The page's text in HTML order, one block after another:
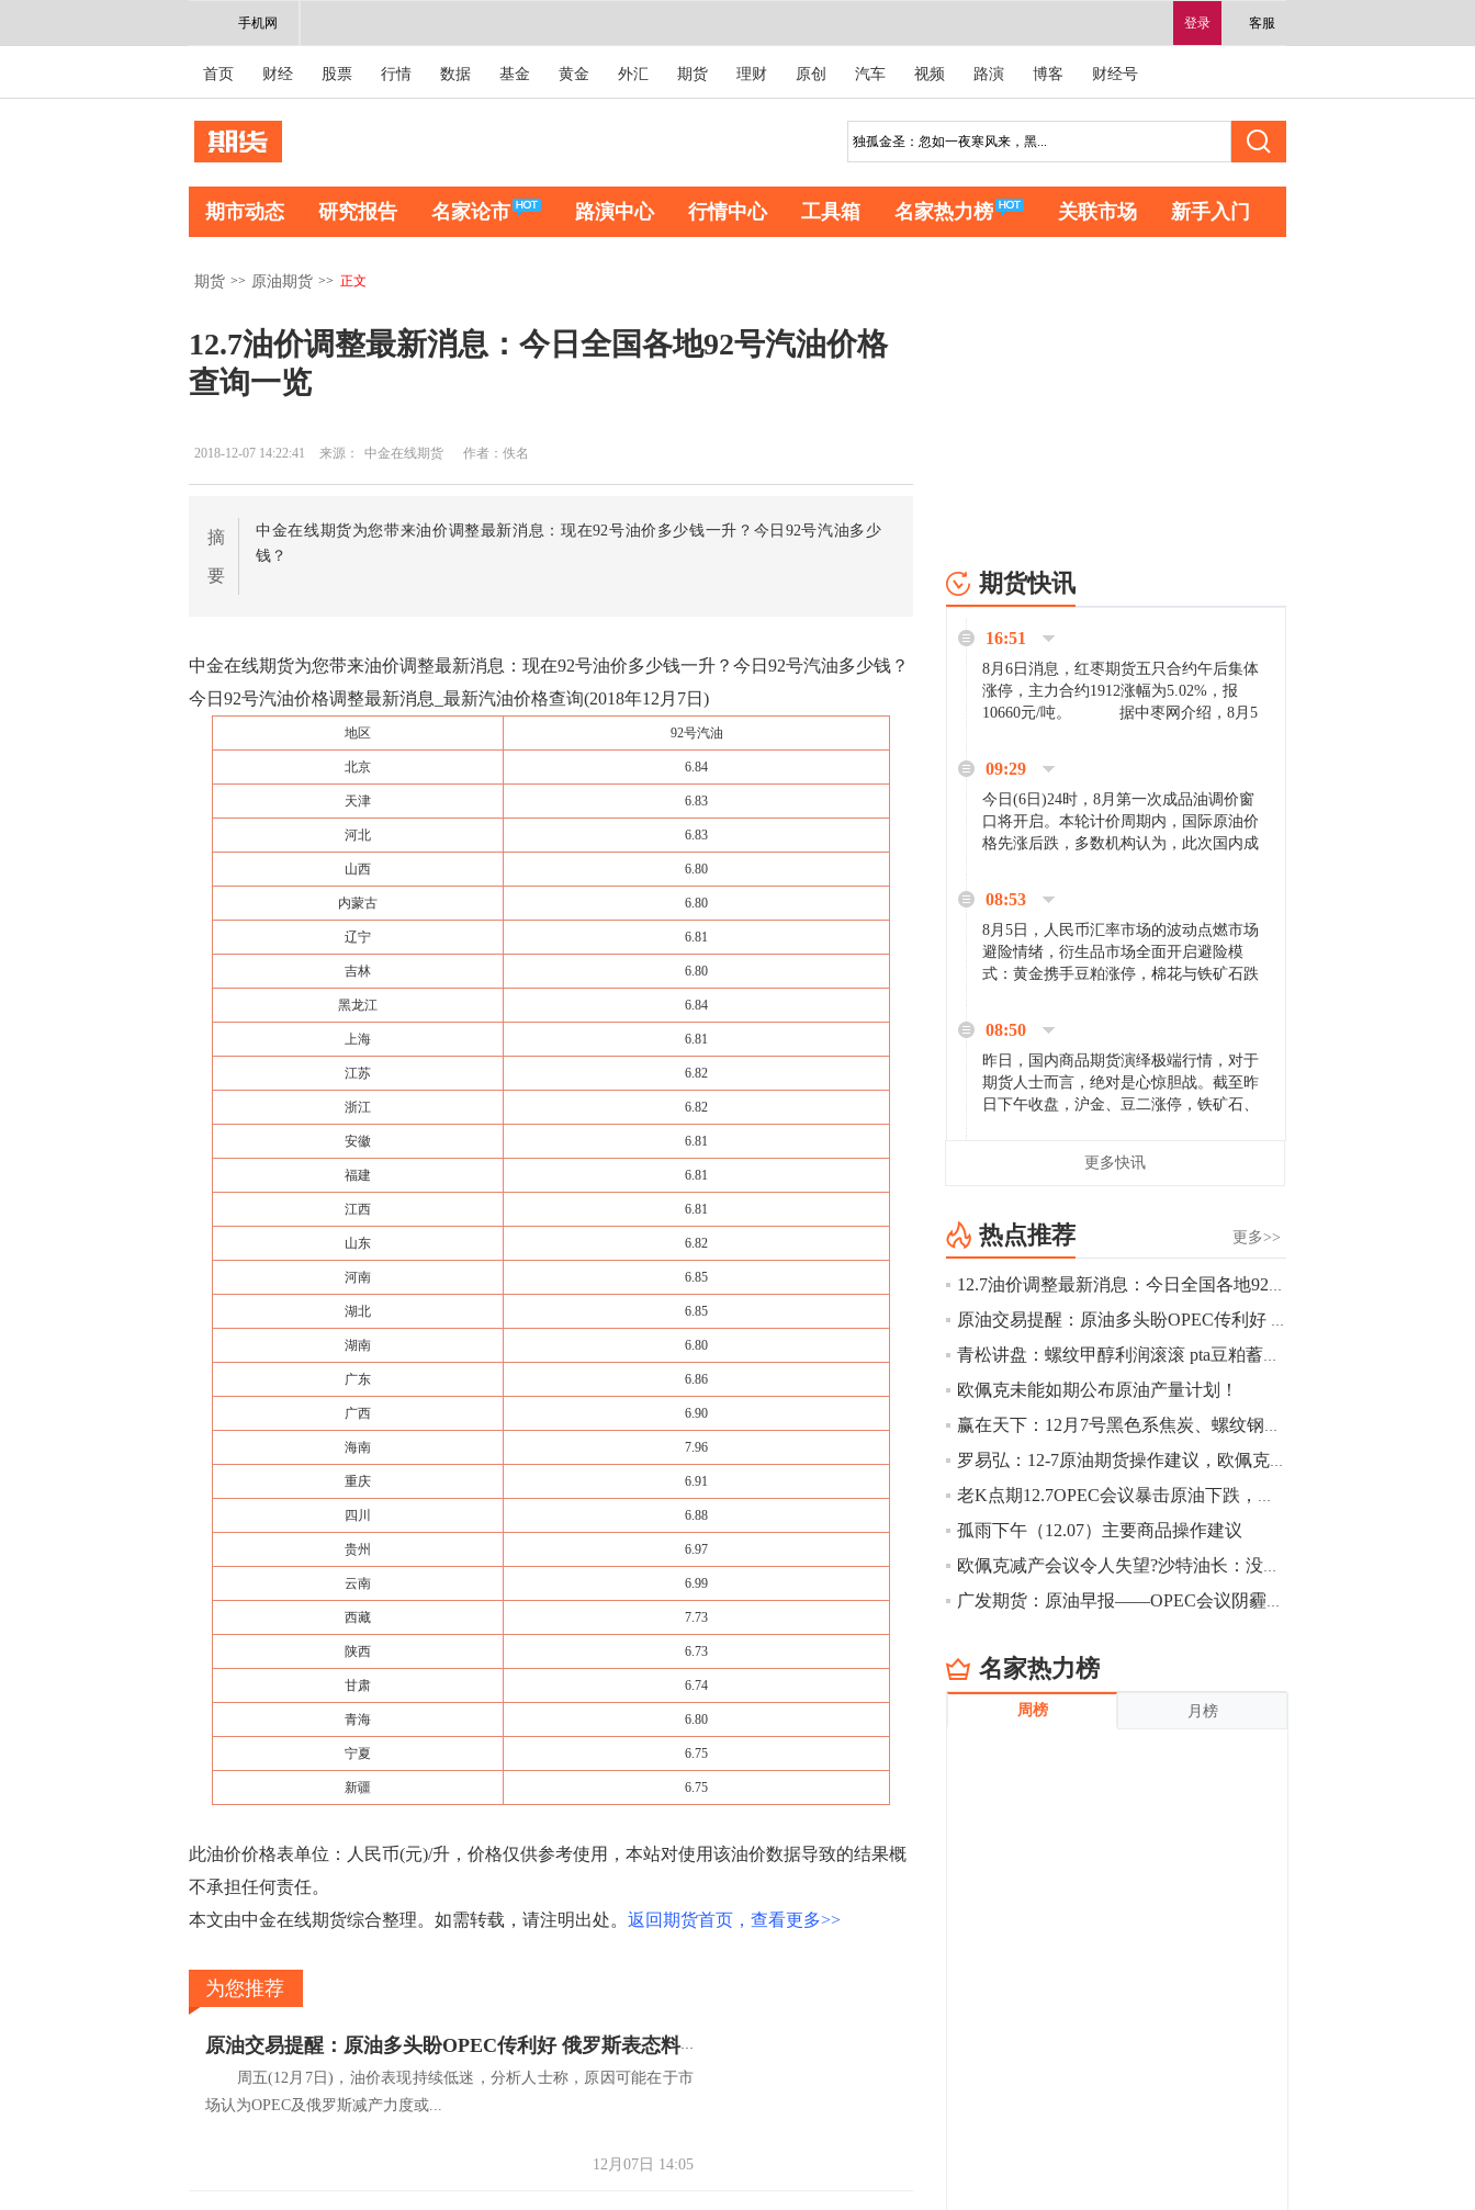
登录 客服
手机网
首页 财经 股票 行情 数据 基金 黄金 外汇 期货 理财 原创 汽车 视频 路演 博客 财经号
期市动态 研究报告 名家论市 路演中心 行情中心 工具箱 名家热力榜 关联市场 新手入门
期货 >> 原油期货 >> 正文
12.7油价调整最新消息：今日全国各地92号汽油价格
查询一览
2018-12-07 14:22:41 来源： 中金在线期货 作者：佚名
摘
要
中金在线期货为您带来油价调整最新消息：现在92号油价多少钱一升？今日92号汽油多少
钱？
中金在线期货为您带来油价调整最新消息：现在92号油价多少钱一升？今日92号汽油多少钱？
今日92号汽油价格调整最新消息_最新汽油价格查询(2018年12月7日)
地区 92号汽油
北京 6.84
天津 6.83
河北 6.83
山西 6.80
内蒙古 6.80
辽宁 6.81
吉林 6.80
黑龙江 6.84
上海 6.81
江苏 6.82
浙江 6.82
安徽 6.81
福建 6.81
江西 6.81
山东 6.82
河南 6.85
湖北 6.85
湖南 6.80
广东 6.86
广西 6.90
海南 7.96
重庆 6.91
四川 6.88
贵州 6.97
云南 6.99
西藏 7.73
陕西 6.73
甘肃 6.74
青海 6.80
宁夏 6.75
新疆 6.75
此油价价格表单位：人民币(元)/升，价格仅供参考使用，本站对使用该油价数据导致的结果概
不承担任何责任。
本文由中金在线期货综合整理。如需转载，请注明出处。 返回期货首页，查看更多>>
为您推荐
原油交易提醒：原油多头盼OPEC传利好 俄罗斯表态料定油价生死
周五(12月7日)，油价表现持续低迷，分析人士称，原因可能在于市
场认为OPEC及俄罗斯减产力度或...
12月07日 14:05
期货快讯
16:51
8月6日消息，红枣期货五只合约午后集体
涨停，主力合约1912涨幅为5.02%，报
10660元/吨。 据中枣网介绍，8月5
家好货依旧惜售挺...
09:29
今日(6日)24时，8月第一次成品油调价窗
口将开启。本轮计价周期内，国际原油价
格先涨后跌，多数机构认为，此次国内成
08:53
8月5日，人民币汇率市场的波动点燃市场
避险情绪，衍生品市场全面开启避险模
式：黄金携手豆粕涨停，棉花与铁矿石跌
场来看，汇率波动...
08:50
昨日，国内商品期货演绎极端行情，对于
期货人士而言，绝对是心惊胆战。截至昨
日下午收盘，沪金、豆二涨停，铁矿石、
[imgnobrwh] src=...
跌幅达6%，报689.5元/吨，刷新近两个月
低位。
14:20
方正有色研究团队：高度重视贵金属的阶
段性机会。自年初以来沪金上涨16.93%，
立涨势，白银将开启补涨，且涨幅超过黄
金，金银比有望高位回归。
13:55
豆二期货主力合约涨停，涨幅达3.98%，报
CBOT大豆期货市场上涨，11月期约收高
影响，夜盘连粕高位窄幅震荡，建议短线
操作为主。 ...
13:54
8月5日消息，内外盘贵金属强劲走升，沪
金主力合约涨停，涨幅3.99%，报334.00
更多快讯
更多>>
热点推荐
12.7油价调整最新消息：今日全国各地92号汽油价格查询一览
原油交易提醒：原油多头盼OPEC传利好 俄罗斯表态料定油价生死
青松讲盘：螺纹甲醇利润滚滚 pta豆粕蓄势待发
欧佩克未能如期公布原油产量计划！
赢在天下：12月7号黑色系焦炭、螺纹钢交易策略
罗易弘：12-7原油期货操作建议，欧佩克会议减产不易，今日见分晓
老K点期12.7OPEC会议暴击原油下跌，焦炭1905反转空
孤雨下午（12.07）主要商品操作建议
欧佩克减产会议令人失望?沙特油长：没有信心，油价重回跌势
广发期货：原油早报——OPEC会议阴霾笼罩油价下跌（20181207）
名家热力榜
周榜 月榜